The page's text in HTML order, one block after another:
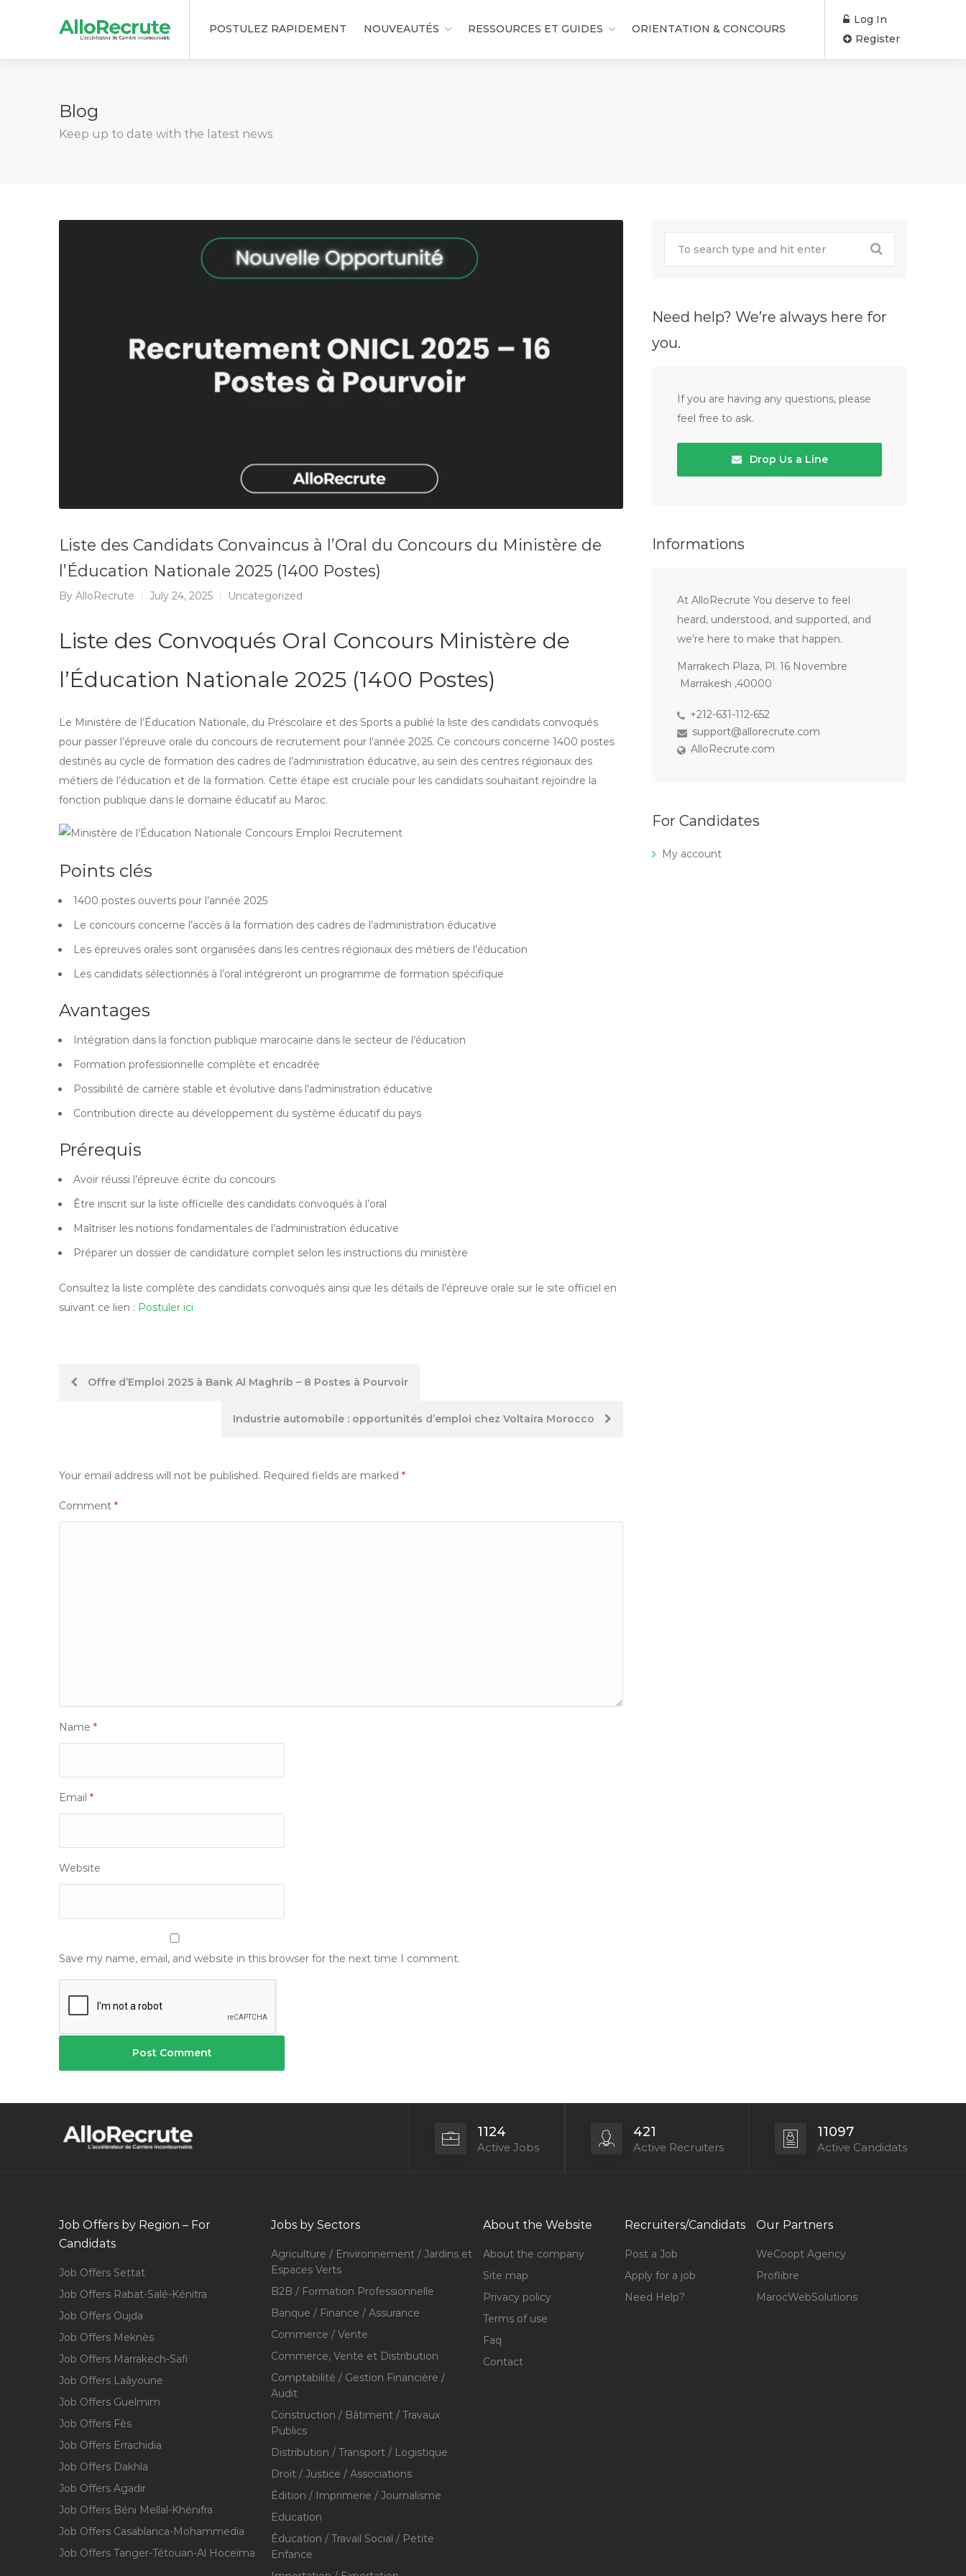
POSTULEZ RAPIDEMENT NOUVEAUTÉS RESSOURCES ET GUIDES ORIENTATION & CONCOURS
Log In
Register
Blog
Keep up to date with the latest news
Liste des Candidats Convaincus à l’Oral du Concours du Ministère de
l’Éducation Nationale 2025 (1400 Postes)
By AlloRecrute July 24, 2025 Uncategorized
Liste des Convoqués Oral Concours Ministère de
l’Éducation Nationale 2025 (1400 Postes)
Le Ministère de l’Éducation Nationale, du Préscolaire et des Sports a publié la liste des candidats convoqués
pour passer l’épreuve orale du concours de recrutement pour l’année 2025. Ce concours concerne 1400 postes
destinés au cycle de formation des cadres de l’administration éducative, au sein des centres régionaux des
métiers de l’éducation et de la formation. Cette étape est cruciale pour les candidats souhaitant rejoindre la
fonction publique dans le domaine éducatif au Maroc.
Points clés
1400 postes ouverts pour l’année 2025
Le concours concerne l’accès à la formation des cadres de l’administration éducative
Les épreuves orales sont organisées dans les centres régionaux des métiers de l’éducation
Les candidats sélectionnés à l’oral intégreront un programme de formation spécifique
Avantages
Intégration dans la fonction publique marocaine dans le secteur de l’éducation
Formation professionnelle complète et encadrée
Possibilité de carrière stable et évolutive dans l’administration éducative
Contribution directe au développement du système éducatif du pays
Prérequis
Avoir réussi l’épreuve écrite du concours
Être inscrit sur la liste officielle des candidats convoqués à l’oral
Maîtriser les notions fondamentales de l’administration éducative
Préparer un dossier de candidature complet selon les instructions du ministère
Consultez la liste complète des candidats convoqués ainsi que les détails de l’épreuve orale sur le site officiel en
suivant ce lien : Postuler ici
PostOffre d’Emploi 2025 à Bank Al Maghrib – 8 Postes à Pourvoir
Industrie automobile : opportunités d’emploi chez Voltaira Morocco
Your email address will not be published. Required fields are marked *
Comment *
Name *
Email *
Website
Save my name, email, and website in this browser for the next time I comment.
Need help? We’re always here for
you.
If you are having any questions, please
feel free to ask.
Drop Us a Line
Informations
At AlloRecrute You deserve to feel
heard, understood, and supported, and
we’re here to make that happen.
Marrakech Plaza, Pl. 16 Novembre
Marrakesh ,40000
+212-631-112-652
support@allorecrute.com
AlloRecrute.com
For Candidates
My account
1124
Active Jobs
421
Active Recruiters
11097
Active Candidats
Job Offers by Region – For
Candidats
Job Offers Settat
Job Offers Rabat-Salé-Kénitra
Job Offers Oujda
Job Offers Meknès
Job Offers Marrakech-Safi
Job Offers Laâyoune
Job Offers Guelmim
Job Offers Fès
Job Offers Errachidia
Job Offers Dakhla
Job Offers Agadir
Job Offers Béni Mellal-Khénifra
Job Offers Casablanca-Mohammedia
Job Offers Tanger-Tétouan-Al Hoceïma
Jobs by Sectors
Agriculture / Environnement / Jardins et
Espaces Verts
B2B / Formation Professionnelle
Banque / Finance / Assurance
Commerce / Vente
Commerce, Vente et Distribution
Comptabilité / Gestion Financière /
Audit
Construction / Bâtiment / Travaux
Publics
Distribution / Transport / Logistique
Droit / Justice / Associations
Édition / Imprimerie / Journalisme
Education
Éducation / Travail Social / Petite
Enfance
About the Website
About the company
Site map
Privacy policy
Terms of use
Faq
Contact
Recruiters/Candidats
Post a Job
Apply for a job
Need Help?
Our Partners
WeCoopt Agency
Proflibre
MarocWebSolutions